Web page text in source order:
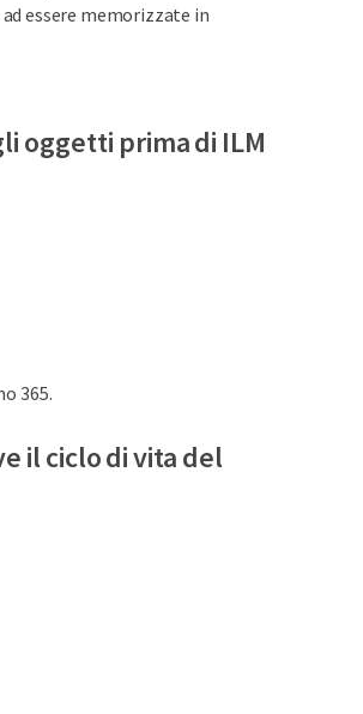
essere memorizzate in
oggetti prima di ILM
365.
il ciclo di vita del